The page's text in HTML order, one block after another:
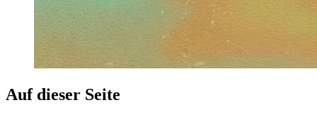
Auf dieser Seite